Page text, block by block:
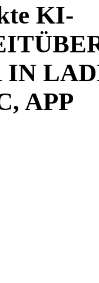
KI-
IN
APP